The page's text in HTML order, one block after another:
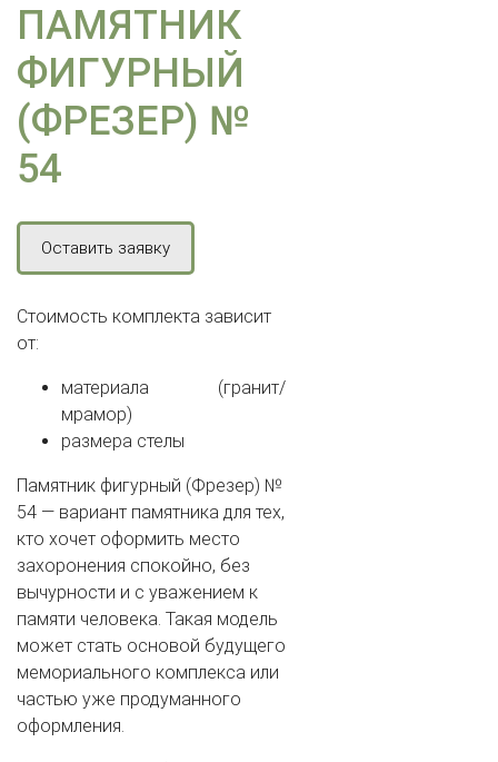
ПАМЯТНИК
ФИГУРНЫЙ
(ФРЕЗЕР) №
54
Оставить заявку
Стоимость комплекта зависит
от:
материала (гранит/
мрамор)
размера стелы
Памятник фигурный (Фрезер) №
54 — вариант памятника для тех,
кто хочет оформить место
захоронения спокойно, без
вычурности и с уважением к
памяти человека. Такая модель
может стать основой будущего
мемориального комплекса или
частью уже продуманного
оформления.